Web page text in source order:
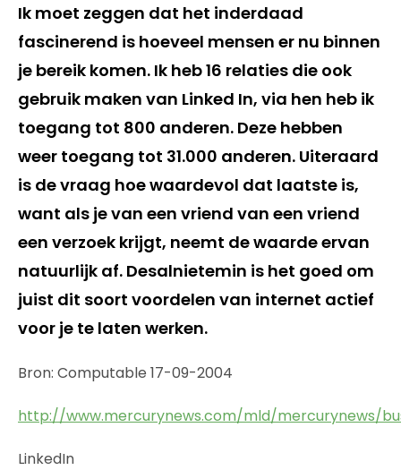
Ik moet zeggen dat het inderdaad
fascinerend is hoeveel mensen er nu binnen
je bereik komen. Ik heb 16 relaties die ook
gebruik maken van Linked In, via hen heb ik
toegang tot 800 anderen. Deze hebben
weer toegang tot 31.000 anderen. Uiteraard
is de vraag hoe waardevol dat laatste is,
want als je van een vriend van een vriend
een verzoek krijgt, neemt de waarde ervan
natuurlijk af. Desalnietemin is het goed om
juist dit soort voordelen van internet actief
voor je te laten werken.
Bron: Computable 17-09-2004
http://www.mercurynews.com/mld/mercurynews/
LinkedIn